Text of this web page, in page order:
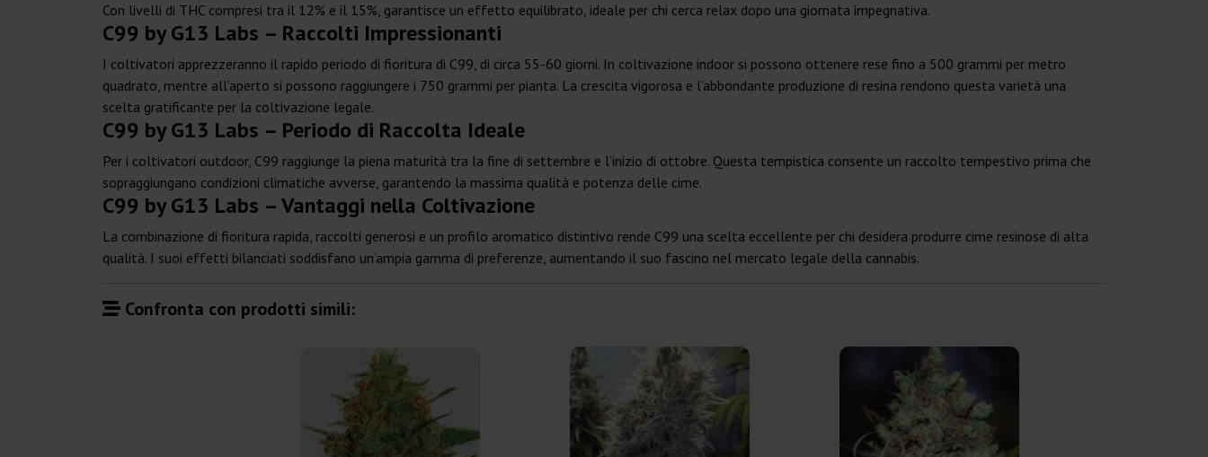
Con livelli di THC compresi tra il 12% e il 15%, garantisce un effetto equilibrato, ideale per chi cerca relax dopo una giornata impegnativa.
C99 by G13 Labs – Raccolti Impressionanti
I coltivatori apprezzeranno il rapido periodo di fioritura di C99, di circa 55-60 giorni. In coltivazione indoor si possono ottenere rese fino a 500 grammi per metro
quadrato, mentre all’aperto si possono raggiungere i 750 grammi per pianta. La crescita vigorosa e l’abbondante produzione di resina rendono questa varietà una
scelta gratificante per la coltivazione legale.
C99 by G13 Labs – Periodo di Raccolta Ideale
Per i coltivatori outdoor, C99 raggiunge la piena maturità tra la fine di settembre e l’inizio di ottobre. Questa tempistica consente un raccolto tempestivo prima che
sopraggiungano condizioni climatiche avverse, garantendo la massima qualità e potenza delle cime.
C99 by G13 Labs – Vantaggi nella Coltivazione
La combinazione di fioritura rapida, raccolti generosi e un profilo aromatico distintivo rende C99 una scelta eccellente per chi desidera produrre cime resinose di alta
qualità. I suoi effetti bilanciati soddisfano un’ampia gamma di preferenze, aumentando il suo fascino nel mercato legale della cannabis.
Confronta con prodotti simili: